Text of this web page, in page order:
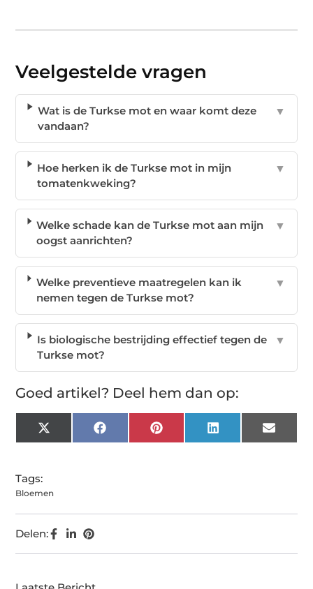
Veelgestelde vragen
Wat is de Turkse mot en waar komt deze
vandaan?
▼
Hoe herken ik de Turkse mot in mijn
tomatenkweking?
▼
Welke schade kan de Turkse mot aan mijn
oogst aanrichten?
▼
Welke preventieve maatregelen kan ik
nemen tegen de Turkse mot?
▼
Is biologische bestrijding effectief tegen de
Turkse mot?
▼
Goed artikel? Deel hem dan op:
X
(Twitter)
FacebookPinterest LinkedIn Email
Tags:
Bloemen
Delen: